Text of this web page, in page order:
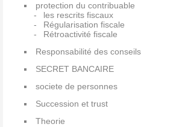
protection du contribuable
les rescrits fiscaux
Régularisation fiscale
Rétroactivité fiscale
Responsabilité des conseils
SECRET BANCAIRE
societe de personnes
Succession et trust
Theorie